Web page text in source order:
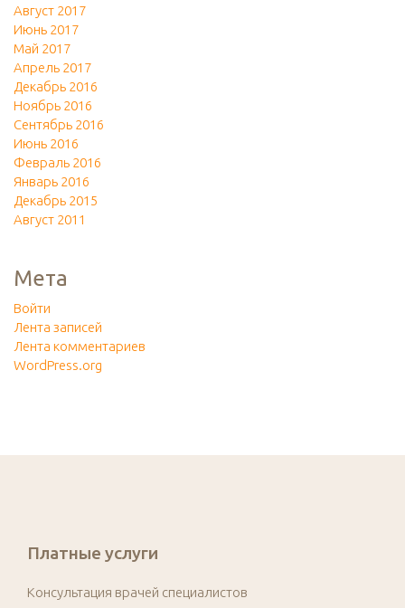
Август 2017
Июнь 2017
Май 2017
Апрель 2017
Декабрь 2016
Ноябрь 2016
Сентябрь 2016
Июнь 2016
Февраль 2016
Январь 2016
Декабрь 2015
Август 2011
Мета
Войти
Лента записей
Лента комментариев
WordPress.org
Платные услуги
Консультация врачей специалистов